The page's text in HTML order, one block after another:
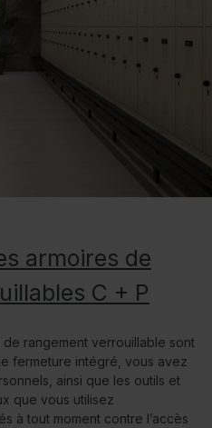
armoires de
C + P
de rangement verrouillable sont
fermeture intégré, vous avez
ainsi que les outils et
que vous utilisez
à tout moment contre l’accès